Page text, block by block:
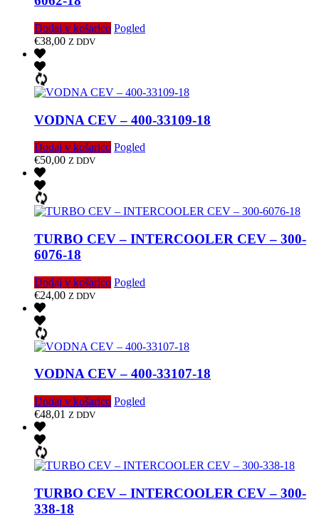
Dodaj v košarico Pogled
€38,00 Z DDV
VODNA CEV – 400-33109-18
Dodaj v košarico Pogled
€50,00 Z DDV
TURBO CEV – INTERCOOLER CEV – 300-
6076-18
Dodaj v košarico Pogled
€24,00 Z DDV
VODNA CEV – 400-33107-18
Dodaj v košarico Pogled
€48,01 Z DDV
TURBO CEV – INTERCOOLER CEV – 300-
338-18